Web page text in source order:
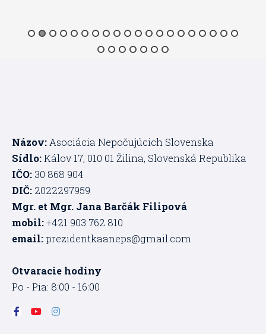
Názov: Asociácia Nepočujúcich Slovenska
Sídlo:Kálov 17, 010 01 Žilina, Slovenská Republika
IČO: 30 868 904
DIČ: 2022297959
Mgr. et Mgr. Jana Barčák Filipová
mobil:+421 903 762 810
email:prezidentkaaneps@gmail.com
Otvaracie hodiny
Po - Pia: 8:00 - 16:00
F
a
Y I
n